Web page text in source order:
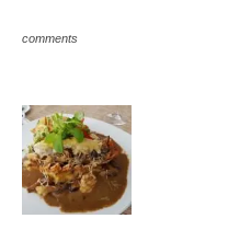
comments